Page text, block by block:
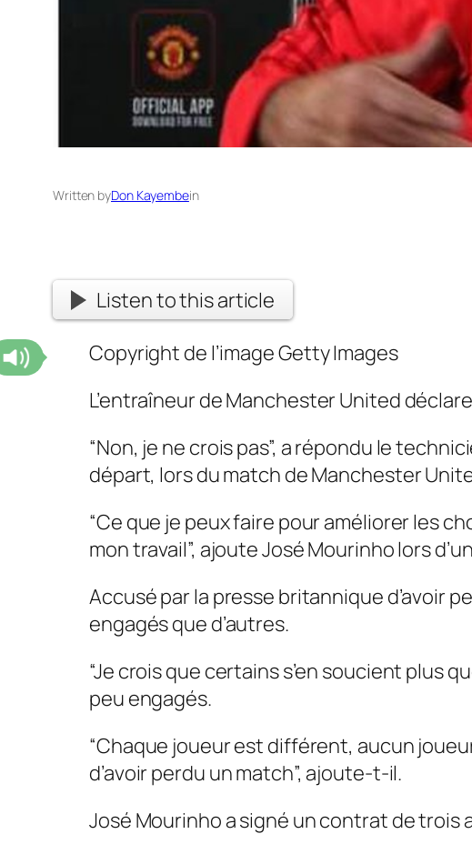
Written byDon Kayembein
Listen to this article
Copyright de l’imageGetty Images
L’entraîneur de Manchester United
“Non, je ne crois pas”, a répondu le
départ, lors du match de Manchester
“Ce que je peux faire pour améliorer les
mon travail”, ajoute José Mourinho lors
Accusé par la presse britannique d’avoir
engagés que d’autres.
“Je crois que certains s’en soucient plus
peu engagés.
“Chaque joueur est différent, aucun joueur
d’avoir perdu un match”, ajoute-t-il.
José Mourinho a signé un contrat de trois